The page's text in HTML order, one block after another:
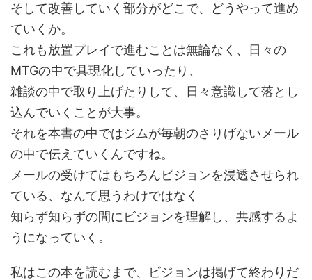
そして改善していく部分がどこで、どうやって進め
ていくか。
これも放置プレイで進むことは無論なく、日々の
MTGの中で具現化していったり、
雑談の中で取り上げたりして、日々意識して落とし
込んでいくことが大事。
それを本書の中ではジムが毎朝のさりげないメール
の中で伝えていくんですね。
メールの受けてはもちろんビジョンを浸透させられ
ている、なんて思うわけではなく
知らず知らずの間にビジョンを理解し、共感するよ
うになっていく。
私はこの本を読むまで、ビジョンは掲げて終わりだ